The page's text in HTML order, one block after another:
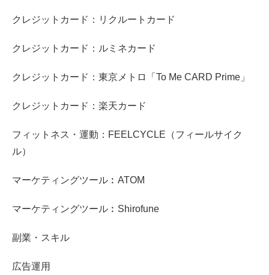
クレジットカード：リクルートカード
クレジットカード：ルミネカード
クレジットカード：東京メトロ「To Me CARD Prime」
クレジットカード：楽天カード
フィットネス・運動：FEELCYCLE（フィールサイク
ル）
マーケティングツール︰ATOM
マーケティングツール︰Shirofune
副業・スキル
広告運用